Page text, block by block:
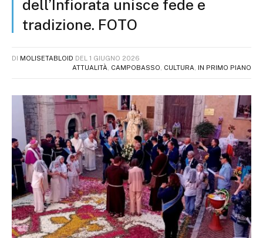
dell’Infiorata unisce fede e
tradizione. FOTO
DI MOLISETABLOID DEL 1 GIUGNO 2026
ATTUALITÀ
CAMPOBASSO CULTURA IN PRIMO PIANO